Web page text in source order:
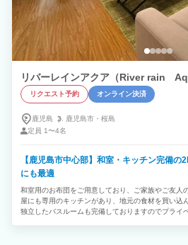
リバーレインアクア（River rain
リクエスト予約 オンライン決済
鹿児島 鹿児島市・ 桜島
定員 1〜4名
【鹿児島市中心部】和室・キッチン完備
にも最適
和室用のお布団をご用意しており、ご家族やご友人
屋にも専用のキッチンがあり、地元の食材を買い込
独立したバスルームも完備しておりますのでプライ